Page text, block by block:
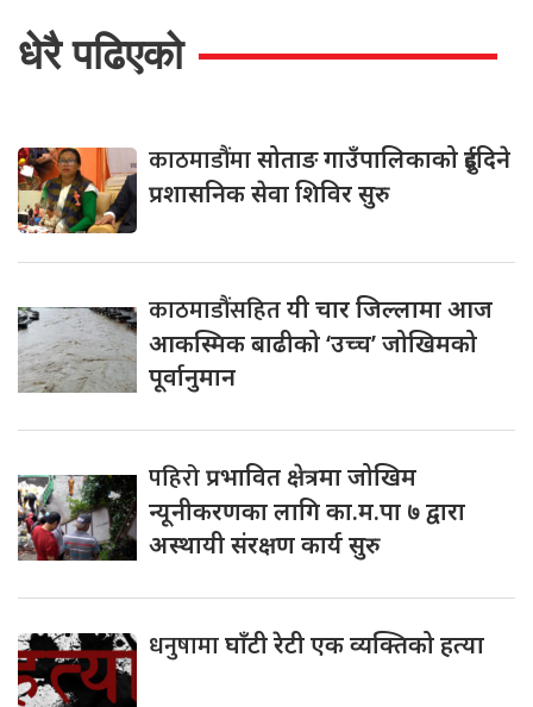
धेरै पढिएको
काठमाडौंमासोताङ गाउँपालिकाको दुईदिने
प्रशासनिक सेवा शिविर सुरु
काठमाडौंसहितयी चार जिल्लामा आज
आकस्मिक बाढीको ‘उच्च’ जोखिमको
पूर्वानुमान
पहिरोप्रभावित क्षेत्रमा जोखिम
न्यूनीकरणका लागि का.म.पा ७ द्वारा
अस्थायी संरक्षण कार्य सुरु
धनुषामाघाँटी रेटी एक व्यक्तिको हत्या